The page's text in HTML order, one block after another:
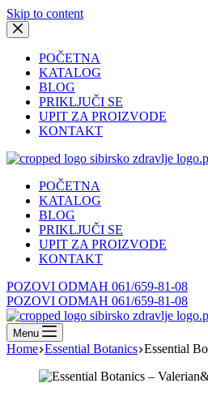
Skip to content
POČETNA
KATALOG
BLOG
PRIKLJUČI SE
UPIT ZA PROIZVODE
KONTAKT
POČETNA
KATALOG
BLOG
PRIKLJUČI SE
UPIT ZA PROIZVODE
KONTAKT
POZOVI ODMAH 061/659-81-08
POZOVI ODMAH 061/659-81-08
Menu
Home Essential Botanics Essential